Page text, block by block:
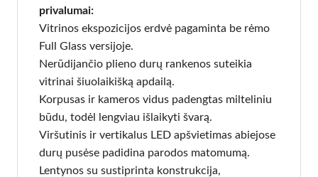
privalumai:
Vitrinos ekspozicijos erdvė pagaminta be rėmo
Full Glass versijoje.
Nerūdijančio plieno durų rankenos suteikia
vitrinai šiuolaikišką apdailą.
Korpusas ir kameros vidus padengtas milteliniu
būdu, todėl lengviau išlaikyti švarą.
Viršutinis ir vertikalus LED apšvietimas abiejose
durų pusėse padidina parodos matomumą.
Lentynos su sustiprinta konstrukcija,